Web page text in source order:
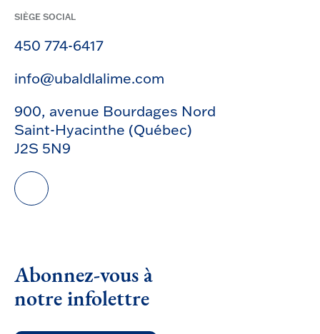
SIÈGE SOCIAL
450 774-6417
info@ubaldlalime.com
900, avenue Bourdages Nord
Saint-Hyacinthe (Québec)
J2S 5N9
Abonnez-vous à
notre infolettre